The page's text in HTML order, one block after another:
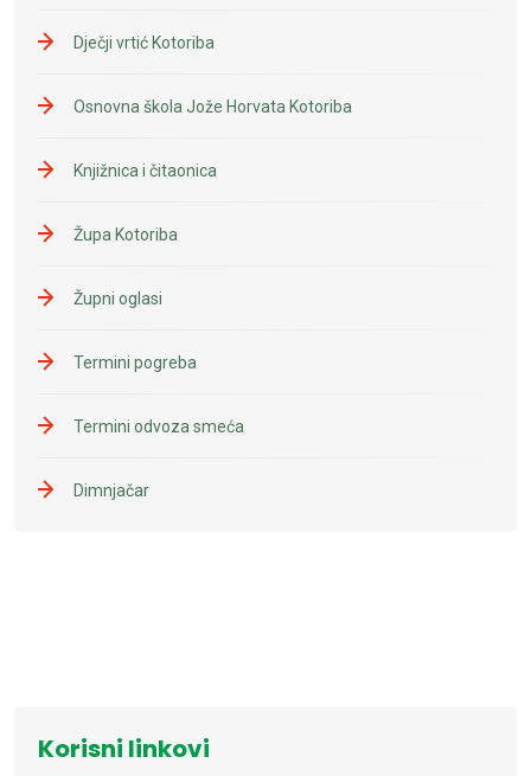
Dječji vrtić Kotoriba
Osnovna škola Jože Horvata Kotoriba
Knjižnica i čitaonica
Župa Kotoriba
Župni oglasi
Termini pogreba
Termini odvoza smeća
Dimnjačar
Korisni linkovi